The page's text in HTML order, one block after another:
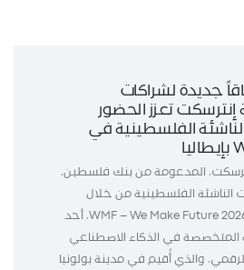
جديدة لشراكات
إنترسكت تعزز الحضور
الفلسطينية في
المدعومة من بنك فلسطين،
الناشئة الفلسطينية من خلال
مشاركتها في معرض WMF – We Make Future 2026، أحد
المتخصصة في الذكاء الاصطناعي
الرقمي، والذي أُقيم في مدينة بولونيا